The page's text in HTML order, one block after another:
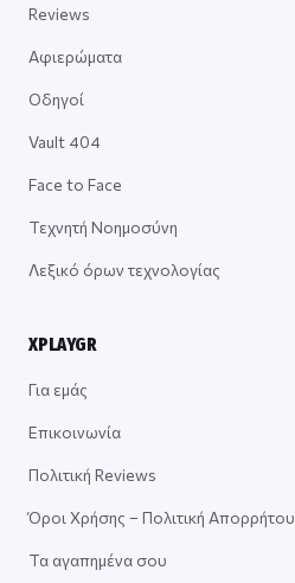
Reviews
Αφιερώματα
Οδηγοί
Vault 404
Face to Face
Τεχνητή Νοημοσύνη
Λεξικό όρων τεχνολογίας
XPLAYGR
Για εμάς
Επικοινωνία
Πολιτική Reviews
Όροι Χρήσης – Πολιτική Απορρήτου
Τα αγαπημένα σου